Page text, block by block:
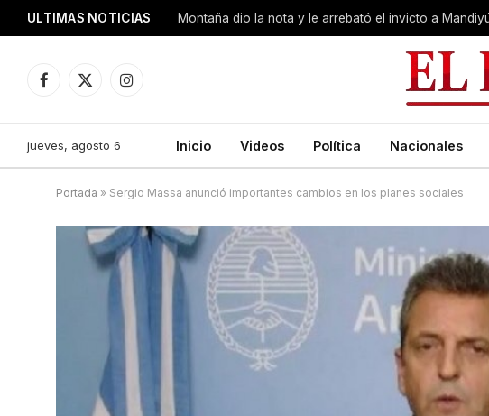
ULTIMAS NOTICIAS Montaña dio la nota y le arrebató el invicto a
Facebook
X
Instagram
jueves, agosto 6 Inicio Videos Política Nacionales
Portada » Sergio Massa anunció importantes cambios en los planes sociales